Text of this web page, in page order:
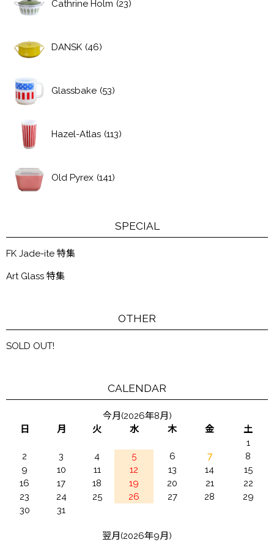
Cathrine Holm (23)
DANSK (46)
Glassbake (53)
Hazel-Atlas (113)
Old Pyrex (141)
SPECIAL
FK Jade-ite 特集
Art Glass 特集
OTHER
SOLD OUT!
CALENDAR
今月(2026年8月)
日
月 火 水 木 金
土
1
2
3 4 5 6 7
8
9
10 11 12 13 14
15
16
17 18 19 20 21
22
23
24 25 26 27 28
29
30
31
翌月(2026年9月)